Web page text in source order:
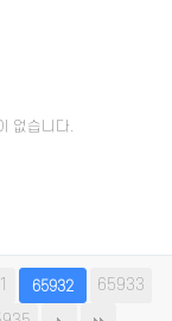
없습니다.
65932
65933